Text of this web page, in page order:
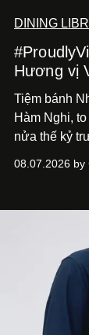
DINING
Hương vị
Tiệm bánh
Hàm Nghi,
nửa thế kỷ
08.07.2026 by